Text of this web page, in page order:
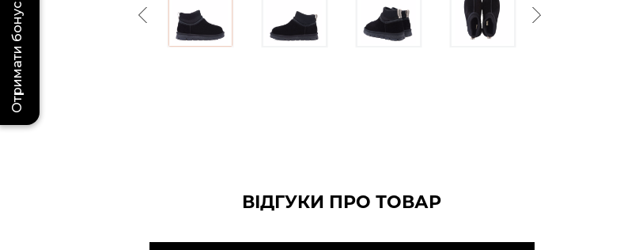
Previous Next
ВІДГУКИ ПРО ТОВАР
Отримати бонус